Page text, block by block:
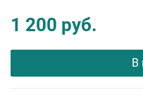
1 200 руб.
В